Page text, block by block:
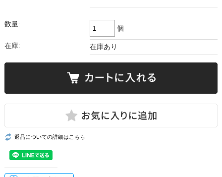
数量:
個
在庫: 在庫あり
返品についての詳細はこちら